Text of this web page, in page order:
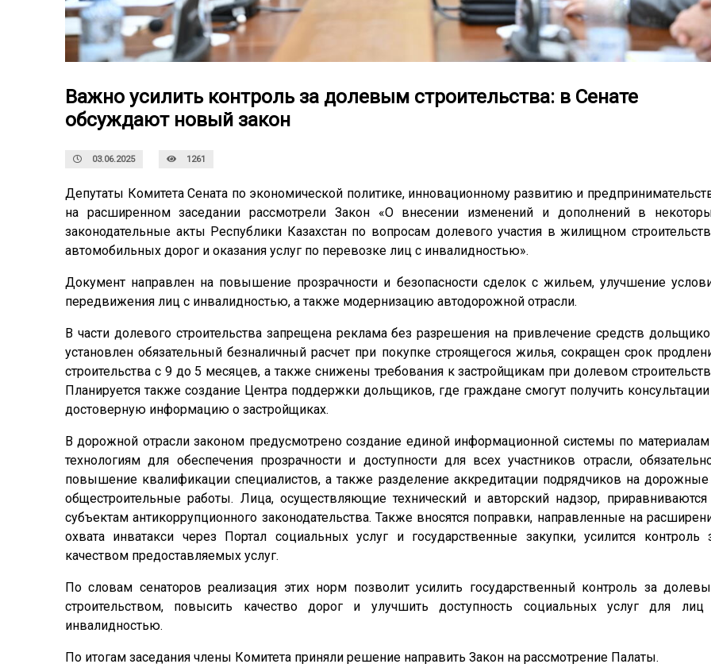
Важно усилить контроль за долевым строительства: в Сенате
обсуждают новый закон
03.06.2025 1261
Депутаты Комитета Сената по экономической политике, инновационному развитию и
на расширенном заседании рассмотрели Закон «О внесении изменений и дополнений в
законодательные акты Республики Казахстан по вопросам долевого участия в жилищном
автомобильных дорог и оказания услуг по перевозке лиц с инвалидностью».
Документ направлен на повышение прозрачности и безопасности сделок с жильем, улучшение
передвижения лиц с инвалидностью, а также модернизацию автодорожной отрасли.
В части долевого строительства запрещена реклама без разрешения на привлечение средств
установлен обязательный безналичный расчет при покупке строящегося жилья, сокращен срок
строительства с 9 до 5 месяцев, а также снижены требования к застройщикам при долевом
Планируется также создание Центра поддержки дольщиков, где граждане смогут получить
достоверную информацию о застройщиках.
В дорожной отрасли законом предусмотрено создание единой информационной системы по
технологиям для обеспечения прозрачности и доступности для всех участников отрасли,
повышение квалификации специалистов, а также разделение аккредитации подрядчиков на
общестроительные работы. Лица, осуществляющие технический и авторский надзор,
субъектам антикоррупционного законодательства. Также вносятся поправки, направленные на
охвата инватакси через Портал социальных услуг и государственные закупки, усилится контроль
качеством предоставляемых услуг.
По словам сенаторов реализация этих норм позволит усилить государственный контроль за
строительством, повысить качество дорог и улучшить доступность социальных услуг для
инвалидностью.
По итогам заседания члены Комитета приняли решение направить Закон на рассмотрение Палаты.